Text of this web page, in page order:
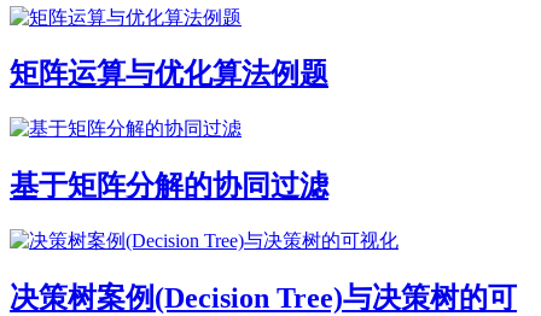
矩阵运算与优化算法例题
基于矩阵分解的协同过滤
决策树案例(Decision Tree)与决策树的可